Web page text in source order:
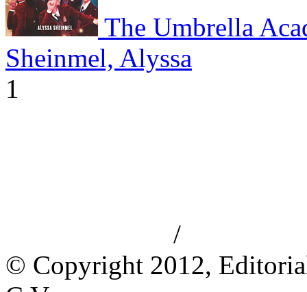
The Umbrella
Sheinmel, Alyssa
1
/
© Copyright 2012,